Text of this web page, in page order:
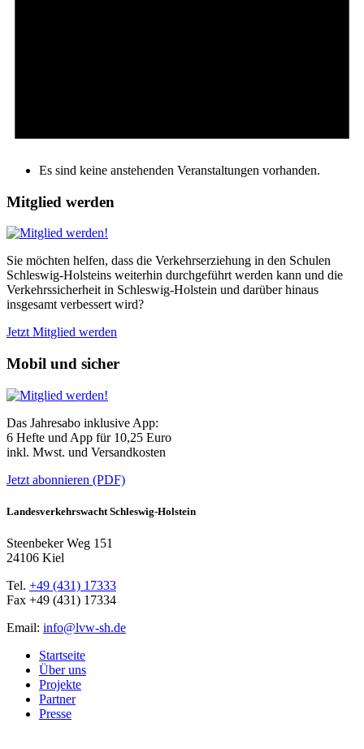
Es sind keine anstehenden Veranstaltungen vorhanden.
Mitglied werden
Sie möchten helfen, dass die Verkehrserziehung in den Schulen
Schleswig-Holsteins weiterhin durchgeführt werden kann und die
Verkehrssicherheit in Schleswig-Holstein und darüber hinaus
insgesamt verbessert wird?
Jetzt Mitglied werden
Mobil und sicher
Das Jahresabo inklusive App:
6 Hefte und App für 10,25 Euro
inkl. Mwst. und Versandkosten
Jetzt abonnieren (PDF)
Landesverkehrswacht Schleswig-Holstein
Steenbeker Weg 151
24106 Kiel
Tel. +49 (431) 17333
Fax +49 (431) 17334
Email: info@lvw-sh.de
Startseite
Über uns
Projekte
Partner
Presse